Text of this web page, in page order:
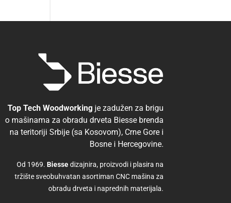
Top Tech Woodworkingje zadužen za brigu
o mašinama za obradu drveta Biesse brenda
na teritoriji Srbije (sa Kosovom), Crne Gore i
Bosne i Hercegovine.
Od 1969. Biessedizajnira, proizvodi i plasira na
tržište sveobuhvatan asortiman CNC mašina za
obradu drveta i naprednih materijala.